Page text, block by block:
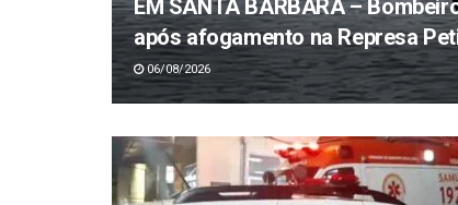
EM SANTA BÁRBARA –
após afogamento na Represa
06/08/2026